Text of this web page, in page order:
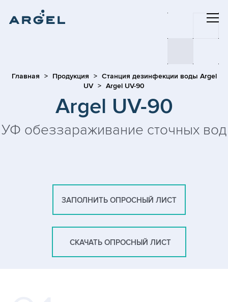
Главная Продукция
Станция дезинфекции воды Argel
UV
Argel UV-90
Argel UV-90
УФ обеззараживание сточных вод
ЗАПОЛНИТЬ ОПРОСНЫЙ ЛИСТ
СКАЧАТЬ ОПРОСНЫЙ ЛИСТ